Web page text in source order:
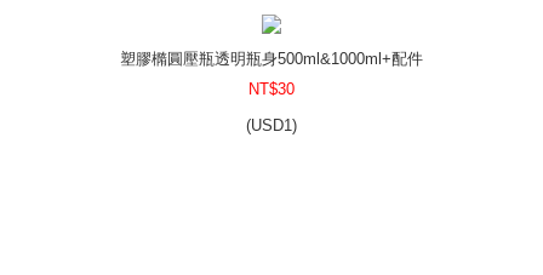
塑膠橢圓壓瓶透明瓶身500ml&1000ml+配件
NT$30
(USD1)